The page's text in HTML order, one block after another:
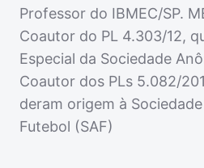
Professor do IBMEC/SP.
Coautor do PL 4.303/12,
Especial da Sociedade
Coautor dos PLs 5.082/
deram origem à
Futebol (SAF)